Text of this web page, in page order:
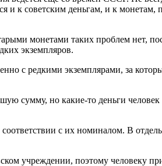
советским деньгам, и к монетам,
монетами таких проблем нет,
экземпляров.
с редкими экземплярами, за
сумму, но какие-то деньги
с их номиналом. В
учреждении, поэтому человеку